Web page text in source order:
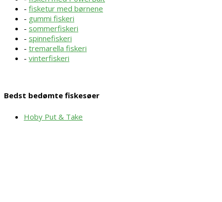
- fisketur med børnene
- gummi fiskeri
- sommerfiskeri
- spinnefiskeri
- tremarella fiskeri
- vinterfiskeri
Bedst bedømte fiskesøer
Hoby Put & Take